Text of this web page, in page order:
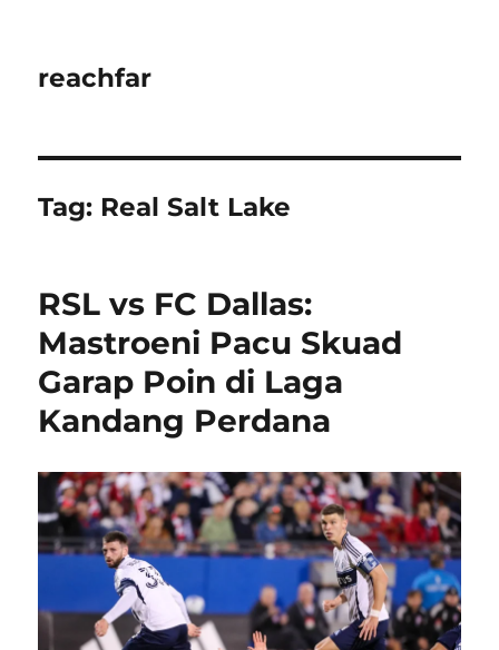
reachfar
Tag: Real Salt Lake
RSL vs FC Dallas:
Mastroeni Pacu Skuad
Garap Poin di Laga
Kandang Perdana